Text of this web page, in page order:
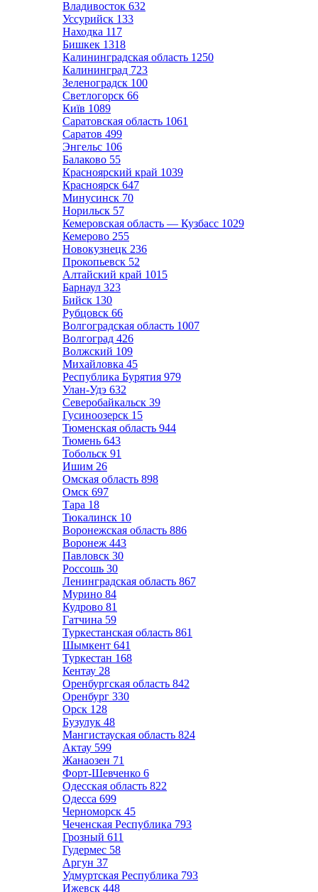
Владивосток 632
Уссурийск 133
Находка 117
Бишкек 1318
Калининградская область 1250
Калининград 723
Зеленоградск 100
Светлогорск 66
Київ 1089
Саратовская область 1061
Саратов 499
Энгельс 106
Балаково 55
Красноярский край 1039
Красноярск 647
Минусинск 70
Норильск 57
Кемеровская область — Кузбасс 1029
Кемерово 255
Новокузнецк 236
Прокопьевск 52
Алтайский край 1015
Барнаул 323
Бийск 130
Рубцовск 66
Волгоградская область 1007
Волгоград 426
Волжский 109
Михайловка 45
Республика Бурятия 979
Улан-Удэ 632
Северобайкальск 39
Гусиноозерск 15
Тюменская область 944
Тюмень 643
Тобольск 91
Ишим 26
Омская область 898
Омск 697
Тара 18
Тюкалинск 10
Воронежская область 886
Воронеж 443
Павловск 30
Россошь 30
Ленинградская область 867
Мурино 84
Кудрово 81
Гатчина 59
Туркестанская область 861
Шымкент 641
Туркестан 168
Кентау 28
Оренбургская область 842
Оренбург 330
Орск 128
Бузулук 48
Мангистауская область 824
Актау 599
Жанаозен 71
Форт-Шевченко 6
Одесская область 822
Одесса 699
Черноморск 45
Чеченская Республика 793
Грозный 611
Гудермес 58
Аргун 37
Удмуртская Республика 793
Ижевск 448